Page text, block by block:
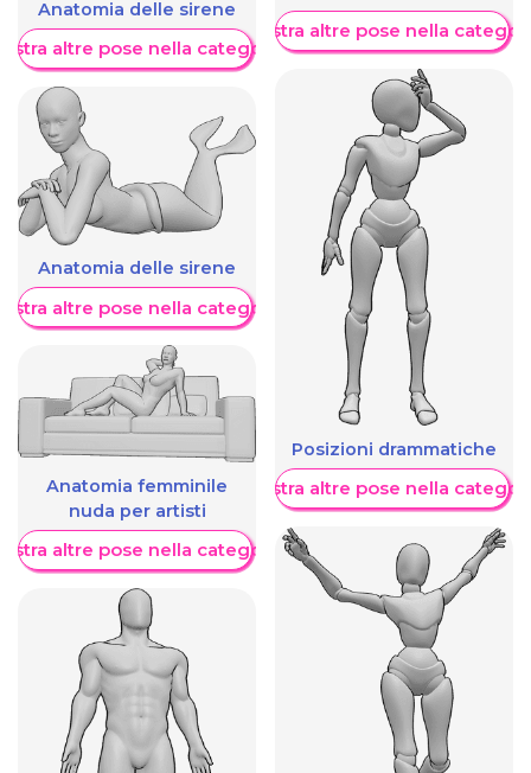
Anatomia delle sirene
altre pose nella categoria
Anatomia delle sirene
altre pose nella categoria
Anatomia femminile
nuda per artisti
altre pose nella categoria
Mostra altre pose nella
Posizioni drammatiche
Mostra altre pose nella